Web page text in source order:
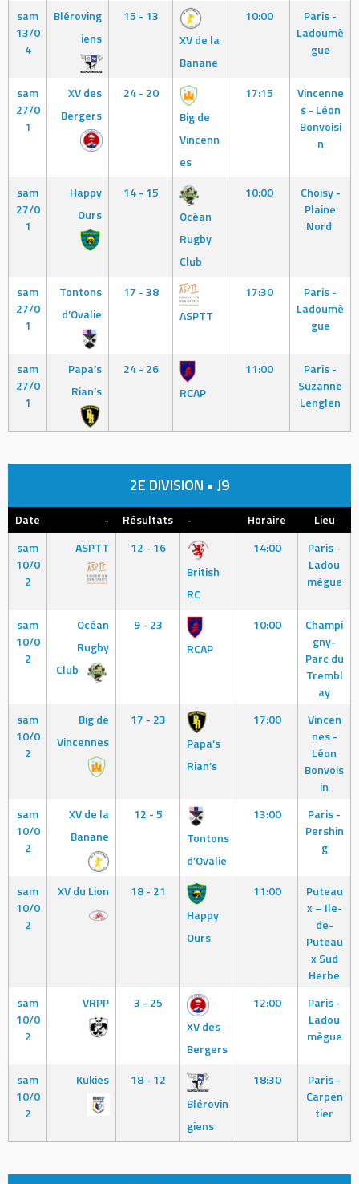
sam
13/0
4
Bléroving
iens
15 - 13
XV de la
Banane
10:00
Paris -
Ladoumè
gue
sam
27/0
1
XV des
Bergers
24 - 20
Big de
Vincenn
es
17:15
Vincenne
s - Léon
Bonvoisi
n
sam
27/0
1
Happy
Ours
14 - 15
Océan
Rugby
Club
10:00
Choisy -
Plaine
Nord
sam
27/0
1
Tontons
d’Ovalie
17 - 38
ASPTT
17:30
Paris -
Ladoumè
gue
sam
27/0
1
Papa’s
Rian’s
24 - 26
RCAP
11:00
Paris -
Suzanne
Lenglen
2E DIVISION • J9
Date - Résultats - Horaire
Lieu
sam
10/0
2
ASPTT
12 - 16
British
RC
14:00
Paris -
Ladou
mègue
sam
10/0
2
Océan
Rugby
Club
9 - 23
RCAP
10:00
Champi
gny-
Parc du
Trembl
ay
sam
10/0
2
Big de
Vincennes
17 - 23
Papa’s
Rian’s
17:00
Vincen
nes -
Léon
Bonvois
in
sam
10/0
2
XV de la
Banane
12 - 5
Tontons
d’Ovalie
13:00
Paris -
Pershin
g
sam
10/0
2
XV du Lion
18 - 21
Happy
Ours
11:00
Puteau
x – Ile-
de-
Puteau
x Sud
Herbe
sam
10/0
2
VRPP
3 - 25
XV des
Bergers
12:00
Paris -
Ladou
mègue
sam
10/0
2
Kukies
18 - 12
Blérovin
giens
18:30
Paris -
Carpen
tier